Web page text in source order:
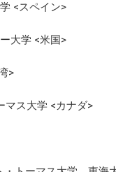
<スペイン>
大学 <米国>
>
マス大学 <カナダ>